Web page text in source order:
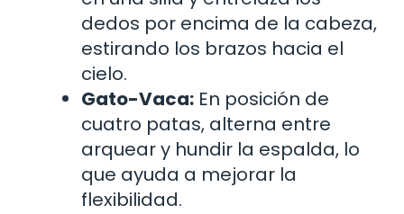
dedos por encima de la cabeza,
estirando los brazos hacia el
cielo.
Gato-Vaca: En posición de
cuatro patas, alterna entre
arquear y hundir la espalda, lo
que ayuda a mejorar la
flexibilidad.